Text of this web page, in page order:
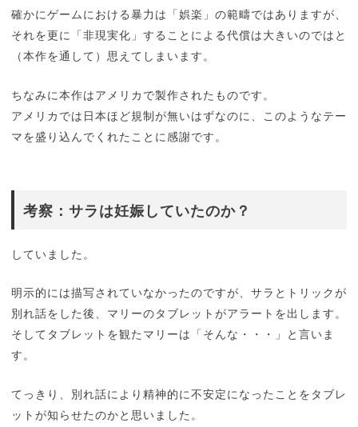
確かにゲームにおける暴力は「娯楽」の範疇ではありますが、
それを更に「非現実化」することによる代償は大きいのではと
（本作を通して）思えてしまいます。
ちなみに本作はアメリカで製作されたものです。
アメリカでは日本ほど規制が無いはずなのに、このようなテー
マを盛り込んでくれたことに感謝です。
考察：サラは妊娠していたのか？
していました。
明示的には描写されていなかったのですが、サラとトリックが
別れ話をした後、マリーのタブレットがアラートを出します。
そしてタブレットを観たマリーは「そんな・・・」と言いま
す。
てっきり、別れ話により精神的に不安定になったことをタブレ
ットが知らせたのかと思いました。